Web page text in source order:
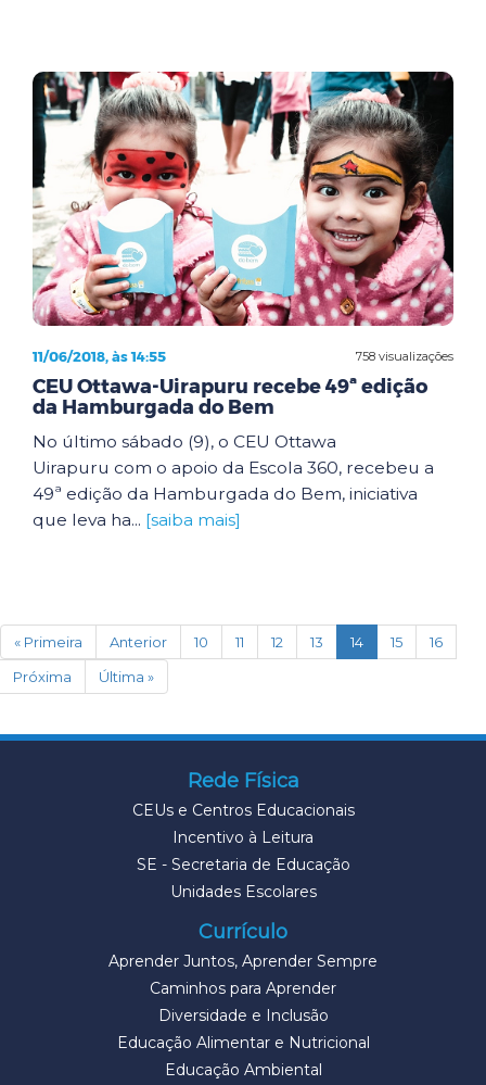
758 visualizações
11/06/2018, às 14:55
CEU Ottawa-Uirapuru recebe 49ª edição
da Hamburgada do Bem
No último sábado (9), o CEU Ottawa
Uirapuru com o apoio da Escola 360, recebeu a
49ª edição da Hamburgada do Bem, iniciativa
que leva ha... [saiba mais]
« Primeira Anterior 10 11 12 13 14(current)
15
16
Próxima
Última »
Rede Física
CEUs e Centros Educacionais
Incentivo à Leitura
SE - Secretaria de Educação
Unidades Escolares
Currículo
Aprender Juntos, Aprender Sempre
Caminhos para Aprender
Diversidade e Inclusão
Educação Alimentar e Nutricional
Educação Ambiental